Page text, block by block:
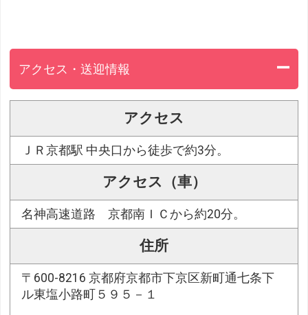
アクセス・送迎情報
アクセス
ＪＲ京都駅 中央口から徒歩で約3分。
アクセス（車）
名神高速道路 京都南ＩＣから約20分。
住所
〒600-8216 京都府京都市下京区新町通七条下
ル東塩小路町５９５－１